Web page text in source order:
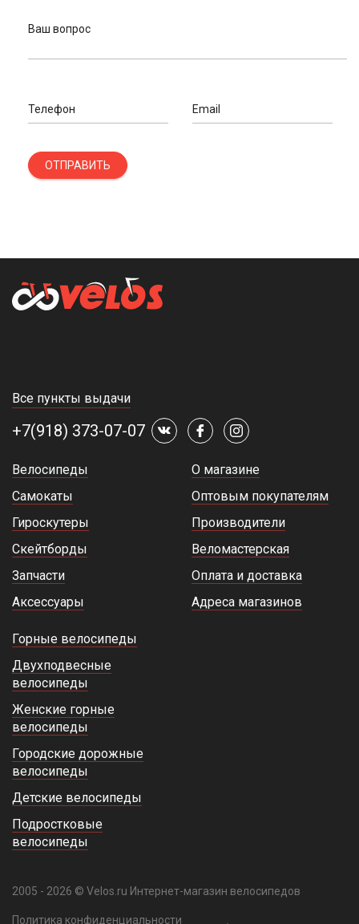
Ваш вопрос
Телефон Email
ОТПРАВИТЬ
Все пункты выдачи
+7(918) 373-07-07
Велосипеды
Самокаты
Гироскутеры
Скейтборды
Запчасти
Аксессуары
О магазине
Оптовым покупателям
Производители
Веломастерская
Оплата и доставка
Адреса магазинов
Горные велосипеды
Двухподвесные
велосипеды
Женские горные
велосипеды
Городские дорожные
велосипеды
Детские велосипеды
Подростковые
велосипеды
2005 - 2026 © Velos.ru Интернет-магазин велосипедов
Политика конфиденциальности